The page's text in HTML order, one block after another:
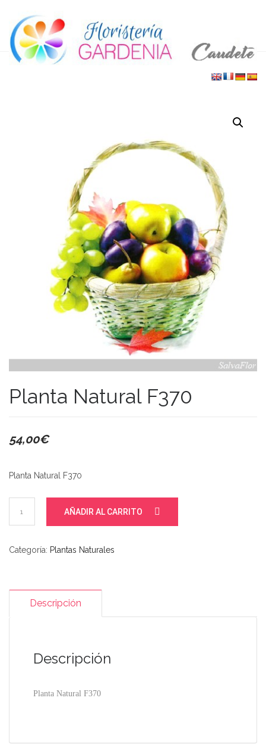
Planta Natural F370
54,00€
Planta Natural F370
cantidad
AÑADIR AL CARRITO
Categoría: Plantas Naturales
Descripción
Descripción
Planta Natural F370